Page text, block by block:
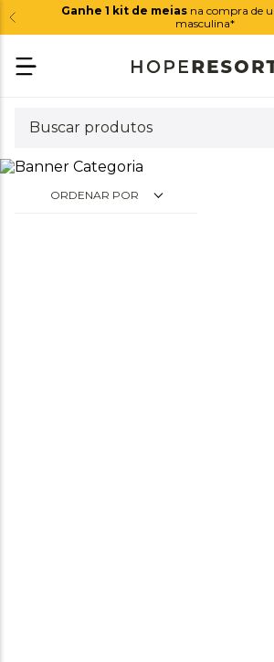
Ganhe 1 kit de meiasna compra de
masculina*
ORDENAR POR